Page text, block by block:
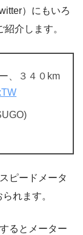
）にもいろ
介します。
、３４０km
ピードメータ
れます。
るとメーター